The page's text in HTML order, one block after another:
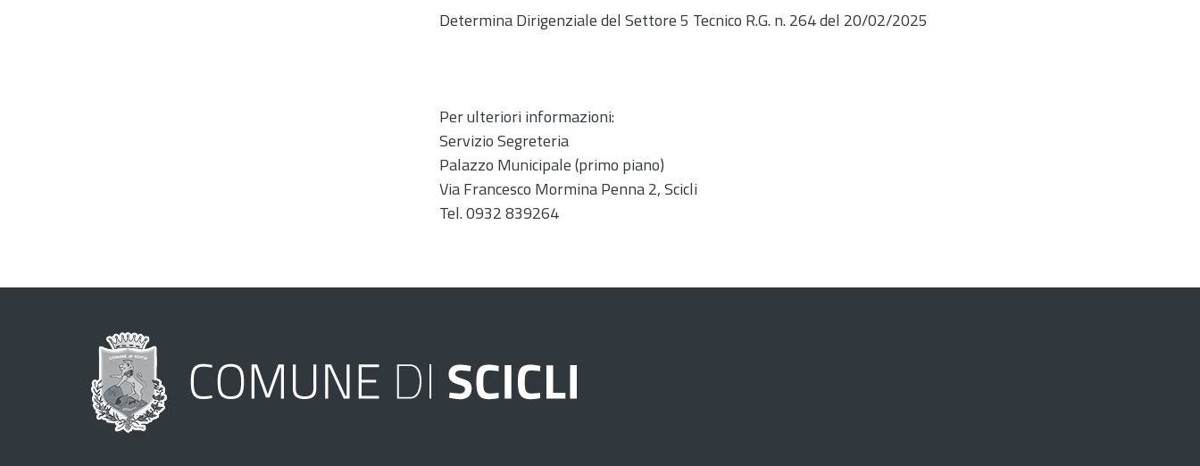
Determina Dirigenziale del Settore 5 Tecnico R.G. n. 264 del 20/02/2025
Per ulteriori informazioni:
Servizio Segreteria
Palazzo Municipale (primo piano)
Via Francesco Mormina Penna 2, Scicli
Tel. 0932 839264